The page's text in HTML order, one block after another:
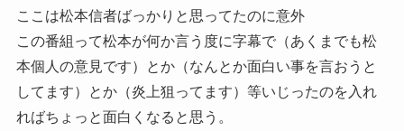
ここは松本信者ばっかりと思ってたのに意外
この番組って松本が何か言う度に字幕で（あくまでも松
本個人の意見です）とか（なんとか面白い事を言おうと
してます）とか（炎上狙ってます）等いじったのを入れ
ればちょっと面白くなると思う。